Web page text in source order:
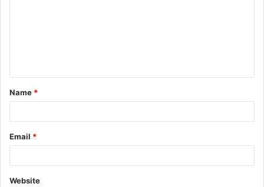
Name *
Email *
Website